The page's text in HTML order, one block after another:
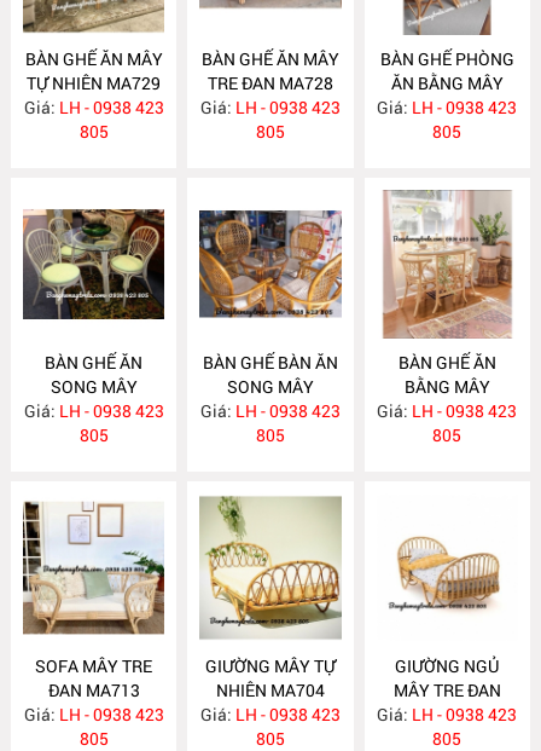
BÀN GHẾ ĂN MÂY
TỰ NHIÊN MA729
Giá: LH - 0938 423
805
BÀN GHẾ ĂN MÂY
TRE ĐAN MA728
Giá: LH - 0938 423
805
BÀN GHẾ PHÒNG
ĂN BẰNG MÂY
MA727
Giá: LH - 0938 423
805
BÀN GHẾ ĂN
SONG MÂY
MA726
Giá: LH - 0938 423
805
BÀN GHẾ BÀN ĂN
SONG MÂY
MA725
Giá: LH - 0938 423
805
BÀN GHẾ ĂN
BẰNG MÂY
MA724
Giá: LH - 0938 423
805
SOFA MÂY TRE
ĐAN MA713
Giá: LH - 0938 423
805
GIƯỜNG MÂY TỰ
NHIÊN MA704
Giá: LH - 0938 423
805
GIƯỜNG NGỦ
MÂY TRE ĐAN
MA703
Giá: LH - 0938 423
805